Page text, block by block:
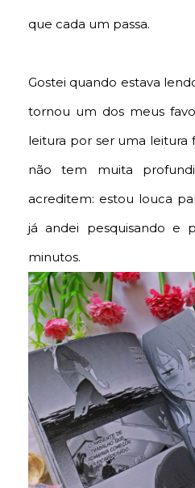
que cada um passa.
Gostei quando estava
tornou um dos meus
leitura por ser uma leitura
não tem muita
acreditem: estou louca
já andei pesquisando e
minutos.